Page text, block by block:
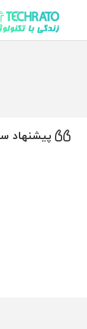
تکراتو – زندگی
پیشنهاد